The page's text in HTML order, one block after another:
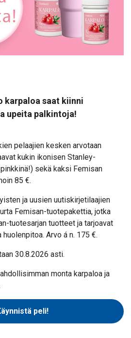
karpaloa saat kiinni
upeita palkintoja!
pelaajien kesken arvotaan
kukin ikonisen Stanley-
sekä kaksi Femisan
85 €.
ja uusien uutiskirjetilaajien
Femisan-tuotepakettia, jotka
tuotesarjan tuotteet ja tarjoavat
Arvo á n. 175 €.
30.8.2026 asti.
monta karpaloa ja
peli!